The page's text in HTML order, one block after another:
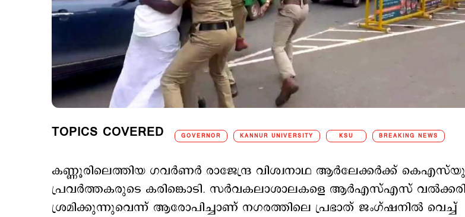
TOPICS COVERED GOVERNOR KANNUR UNIVERSITY KSU BREAKING NEWS
കണ്ണൂരിലെത്തിയ ഗവര്‍ണര്‍ രാജേന്ദ്ര വിശ്വനാഥ ആര്‍ലേക്കര്‍ക്ക് കെഎസ്‍യു
പ്രവര്‍ത്തകരുടെ കരിങ്കൊടി. സര്‍വകലാശാലകളെ ആര്‍എസ്എസ്
ശ്രമിക്കുന്നുവെന്ന് ആരോപിച്ചാണ് നഗരത്തിലെ പ്രഭാത് ജംഗ്ഷനില്‍ വെച്ച്